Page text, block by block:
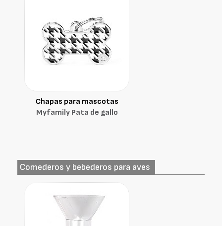
Chapas para mascotas
Myfamily Pata de gallo
Comederos y bebederos para aves